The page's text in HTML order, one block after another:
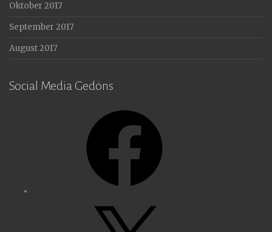
Oktober 2017
September 2017
August 2017
Social Media Gedöns